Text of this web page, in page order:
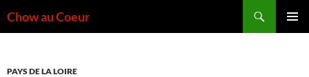
auChow au Coeur
PAYS DE LA LOIRE